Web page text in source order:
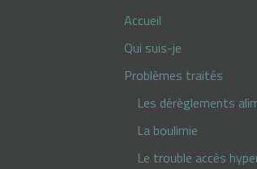
Accueil
Qui suis-je
Problèmes traités
Les dérèglements
La boulimie
Le trouble accès